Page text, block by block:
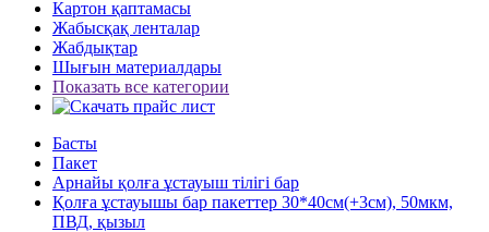
Картон қаптамасы
Жабысқақ ленталар
Жабдықтар
Шығын материалдары
Показать все категории
Басты
Пакет
Арнайы қолға ұстауыш тілігі бар
Қолға ұстауышы бар пакеттер 30*40см(+3см), 50мкм,
ПВД, қызыл